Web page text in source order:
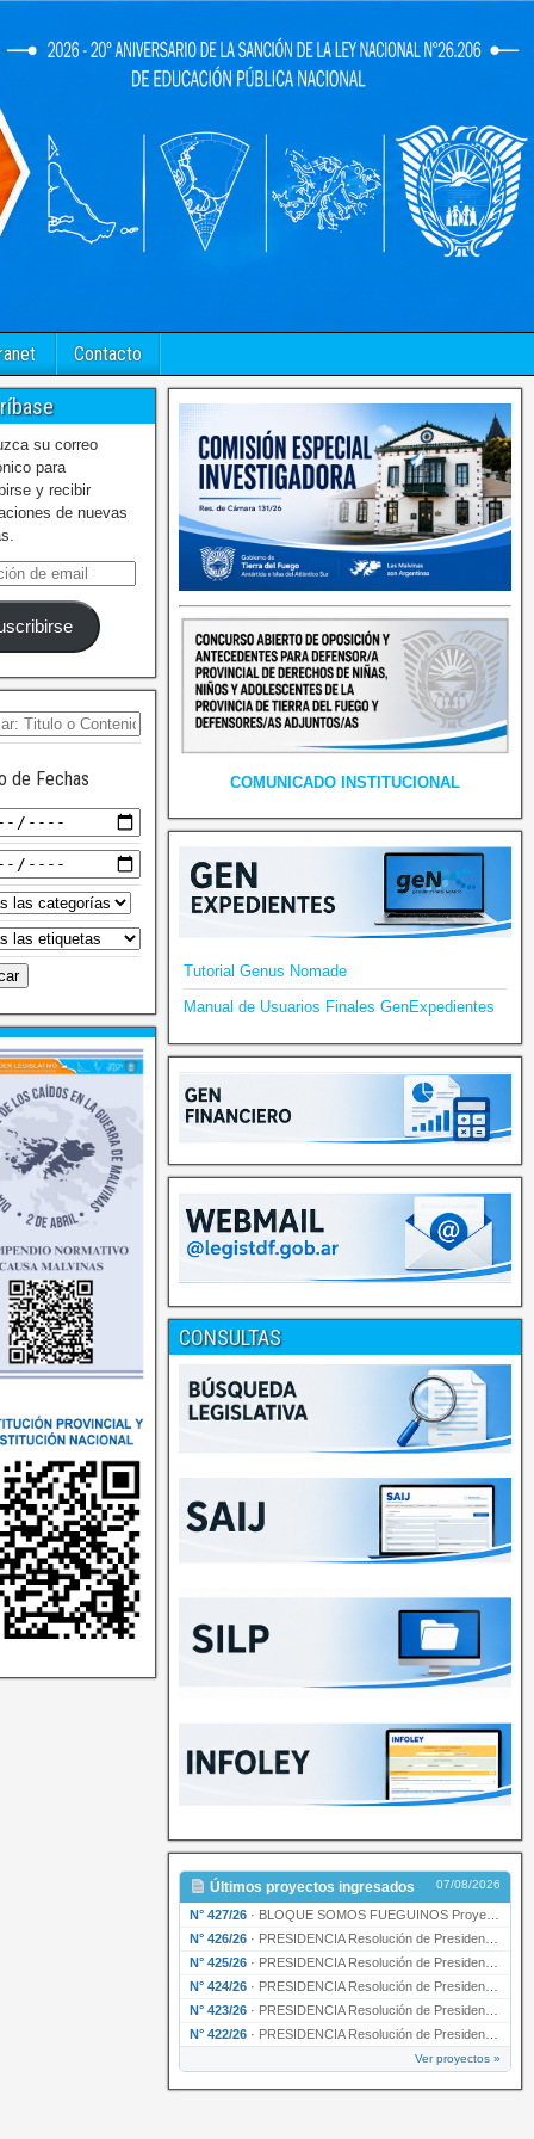
Contacto
su correo
para
y recibir
de nuevas
de Fechas COMUNICADO INSTITUCIONAL
Tutorial Genus Nomade
Manual de Usuarios Finales GenExpedientes
CONSULTAS
Últimos proyectos ingresados 07/08/2026
N° 427/26 · BLOQUE SOMOS FUEGUINOS Proyecto de Declaración declarando de interés provincial PRESIDENCI…
N° 426/26 · PRESIDENCIA Resolución de Presidencia N° 216/26 declarando de interés provincial la labor …
N° 425/26 · PRESIDENCIA Resolución de Presidencia N° 212/26 declarando de interés provincial el “50° A…
N° 424/26 · PRESIDENCIA Resolución de Presidencia Nº 210/26 declarando de interés provincial el proyec…
N° 423/26 · PRESIDENCIA Resolución de Presidencia Nº 209/26 declarando de interés provincial la presen…
N° 422/26 · PRESIDENCIA Resolución de Presidencia N° 200/26 para su ratificación.
Ver proyectos »